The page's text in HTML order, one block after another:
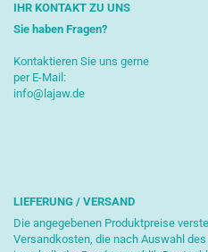
IHR KONTAKT ZU UNS
Sie haben Fragen?
Kontaktieren Sie uns gerne
per E-Mail:
info@lajaw.de
LIEFERUNG / VERSAND
Die angegebenen Produktpreise
Versandkosten, die nach Auswahl